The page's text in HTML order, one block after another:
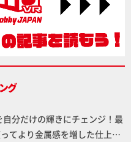
自分だけの輝きにチェンジ！最
てより金属感を増した仕上が